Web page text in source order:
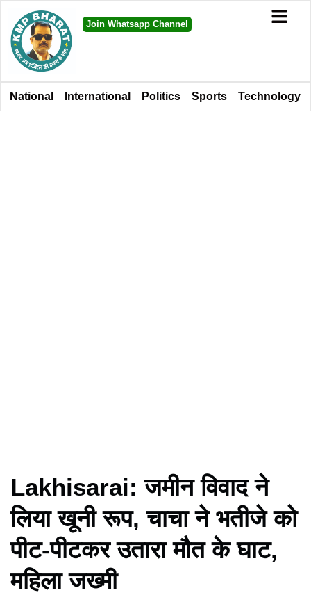
Join Whatsapp Channel
National International Politics Sports Technology
Lakhisarai: जमीन विवाद ने
लिया खूनी रूप, चाचा ने भतीजे को
पीट-पीटकर उतारा मौत के घाट,
महिला जख्मी